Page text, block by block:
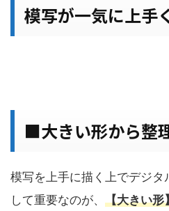
模写が一気に上手
■大きい形から整
模写を上手に描く上でデジタ
して重要なのが、 【大きい形